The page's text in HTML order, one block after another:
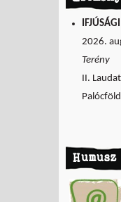
2026.
Terény
II.